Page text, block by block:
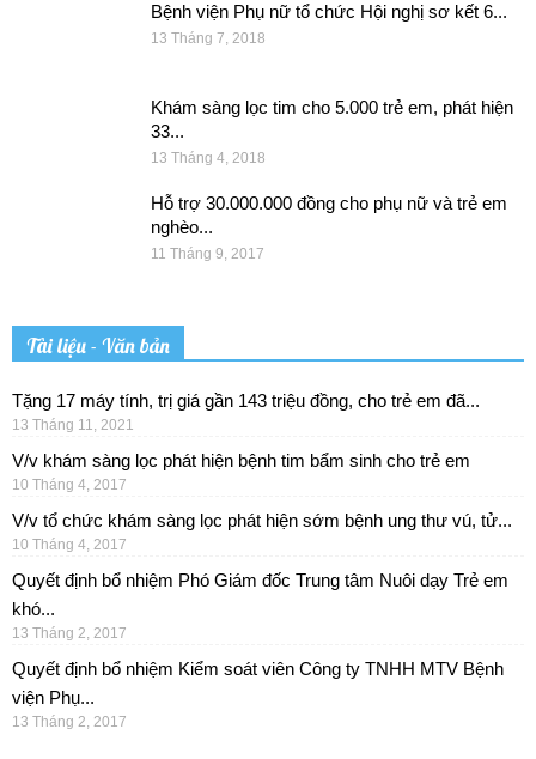
Bệnh viện Phụ nữ tổ chức Hội nghị sơ kết 6...
13 Tháng 7, 2018
Khám sàng lọc tim cho 5.000 trẻ em, phát hiện
33...
13 Tháng 4, 2018
Hỗ trợ 30.000.000 đồng cho phụ nữ và trẻ em
nghèo...
11 Tháng 9, 2017
Tài liệu - Văn bản
Tặng 17 máy tính, trị giá gần 143 triệu đồng, cho trẻ em đã...
13 Tháng 11, 2021
V/v khám sàng lọc phát hiện bệnh tim bẩm sinh cho trẻ em
10 Tháng 4, 2017
V/v tổ chức khám sàng lọc phát hiện sớm bệnh ung thư vú, tử...
10 Tháng 4, 2017
Quyết định bổ nhiệm Phó Giám đốc Trung tâm Nuôi dạy Trẻ em
khó...
13 Tháng 2, 2017
Quyết định bổ nhiệm Kiểm soát viên Công ty TNHH MTV Bệnh
viện Phụ...
13 Tháng 2, 2017